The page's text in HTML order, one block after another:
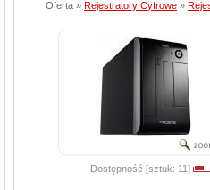
Oferta » Rejestratory Cyfrowe »
Dostępność [sztuk: 11]